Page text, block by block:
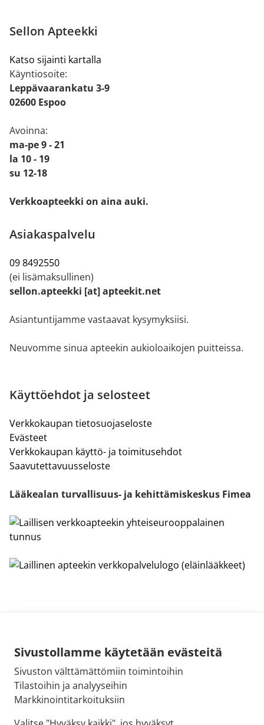
Sivustollamme käytetään evästeitä
Sivuston välttämättömiin toimintoihin
Tilastoihin ja analyyseihin
Markkinointitarkoituksiin
Sellon Apteekki
Katso sijainti kartalla
Käyntiosoite:
Leppävaarankatu 3-9
02600 Espoo
Avoinna:
ma-pe 9 - 21
la 10 - 19
su 12-18
Verkkoapteekki on aina auki.
Asiakaspalvelu
09 8492550
(ei lisämaksullinen)
sellon.apteekki [at] apteekit.net
Asiantuntijamme vastaavat kysymyksiisi.
Neuvomme sinua apteekin aukioloaikojen puitteissa.
Käyttöehdot ja selosteet
Verkkokaupan tietosuojaseloste
Evästeet
Verkkokaupan käyttö- ja toimitusehdot
Saavutettavuusseloste
Lääkealan turvallisuus- ja kehittämiskeskus Fimea
Sähköpostiosoite:
kirjaamo@fimea.fi
Fimean vaihde: